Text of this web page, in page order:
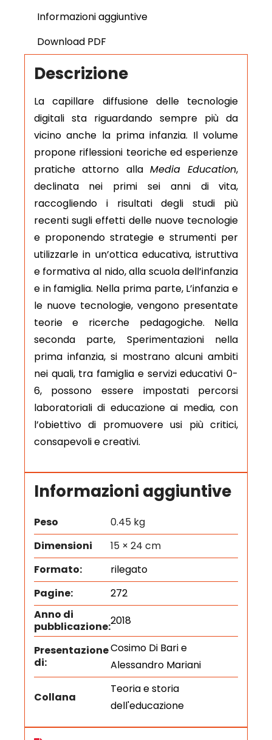
Informazioni aggiuntive
Download PDF
Descrizione
La capillare diffusione delle tecnologie
digitali sta riguardando sempre più da
vicino anche la prima infanzia. Il volume
propone riflessioni teoriche ed esperienze
pratiche attorno alla Media Education,
declinata nei primi sei anni di vita,
raccogliendo i risultati degli studi più
recenti sugli effetti delle nuove tecnologie
e proponendo strategie e strumenti per
utilizzarle in un’ottica educativa, istruttiva
e formativa al nido, alla scuola dell’infanzia
e in famiglia. Nella prima parte, L’infanzia e
le nuove tecnologie, vengono presentate
teorie e ricerche pedagogiche. Nella
seconda parte, Sperimentazioni nella
prima infanzia, si mostrano alcuni ambiti
nei quali, tra famiglia e servizi educativi 0-
6, possono essere impostati percorsi
laboratoriali di educazione ai media, con
l’obiettivo di promuovere usi più critici,
consapevoli e creativi.
Informazioni aggiuntive
Peso
0.45 kg
Dimensioni
15 × 24 cm
Formato:
rilegato
Pagine:
272
Anno di
pubblicazione:2018
Presentazione
di:
Cosimo Di Bari e
Alessandro Mariani
Collana
Teoria e storia
dell'educazione